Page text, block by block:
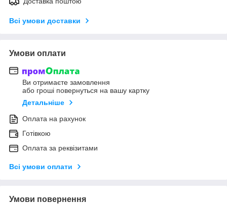
Всі умови доставки
Умови оплати
Ви отримаєте замовлення
або гроші повернуться на вашу картку
Детальніше
Оплата на рахунок
Готівкою
Оплата за реквізитами
Всі умови оплати
Умови повернення